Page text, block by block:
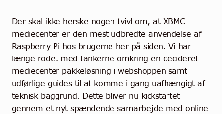
Der skal ikke herske nogen tvivl om, at XBMC
mediecenter er den mest udbredte anvendelse af
Raspberry Pi hos brugerne her på siden. Vi har
længe rodet med tankerne omkring en decideret
mediecenter pakkeløsning i webshoppen samt
udførlige guides til at komme i gang uafhængigt af
teknisk baggrund. Dette bliver nu kickstartet
gennem et nyt spændende samarbejde med online